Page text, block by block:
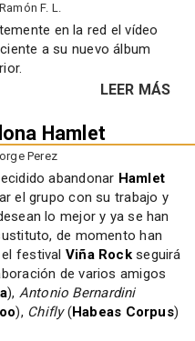
Ramón F. L.
en la red el vídeo
a su nuevo álbum
LEER MÁS
Hamlet
Perez
abandonar Hamlet
el grupo con su trabajo y
lo mejor y ya se han
de momento han
festival Viña Rockseguirá
de varios amigos
), Antonio Bernardini
), Chifly(Habeas Corpus)